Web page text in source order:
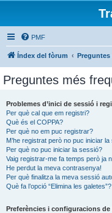
PMF
Índex del fòrum
Preguntes més
Problemes d’inici de sessió i
Per què cal que em registri?
Què és el COPPA?
Per què no em puc registrar?
M’he registrat però no puc iniciar la
Per què no puc iniciar la sessió?
Vaig registrar-me fa temps però ja
He perdut la meva contrasenya!
Per què finalitza la meva sessió
Què fa l’opció “Elimina les galetes”?
Preferències i configuracions de